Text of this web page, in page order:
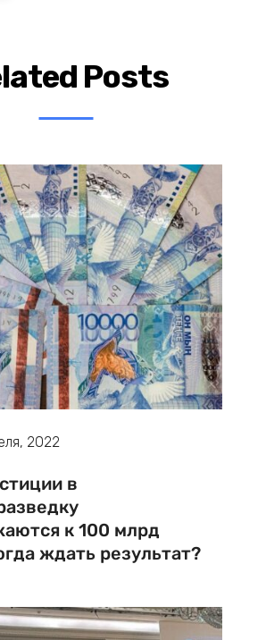
Posts
2022
в
к 100 млрд
ждать результат?